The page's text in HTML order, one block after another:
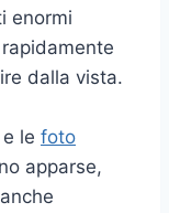
enormi
dalla vista.
le foto
apparse,